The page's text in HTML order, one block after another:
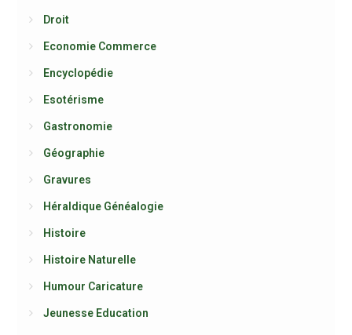
Droit
Economie Commerce
Encyclopédie
Esotérisme
Gastronomie
Géographie
Gravures
Héraldique Généalogie
Histoire
Histoire Naturelle
Humour Caricature
Jeunesse Education